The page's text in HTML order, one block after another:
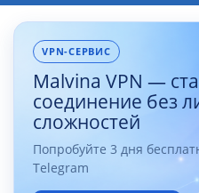
VPN-СЕРВИС
Malvina VPN —
соединение без
сложностей
Попробуйте 3 дня
Telegram